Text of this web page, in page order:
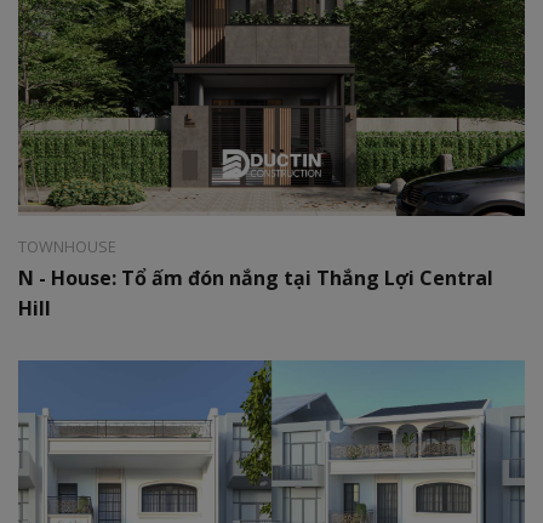
Style:Modern
Area:06 x 25m
TOWNHOUSE
N - House: Tổ ấm đón nắng tại Thắng Lợi Central
Hill